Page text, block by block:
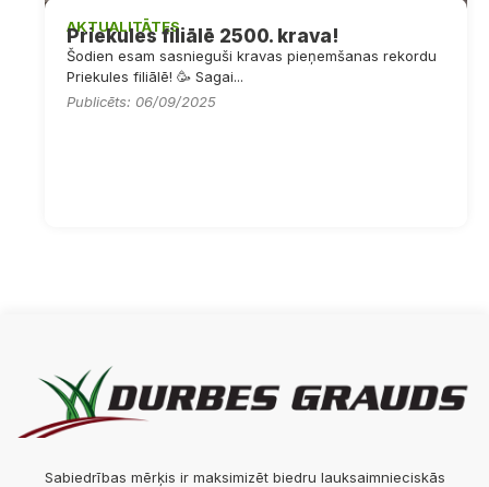
AKTUALITĀTES
Priekules filiālē 2500. krava!
Šodien esam sasnieguši kravas pieņemšanas rekordu
Priekules filiālē! 🥳 Sagai...
Publicēts: 06/09/2025
Sabiedrības mērķis ir maksimizēt biedru lauksaimnieciskās